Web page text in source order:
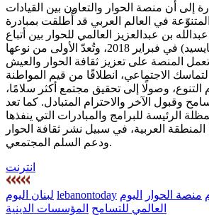
إلى أن منصة الحوار والتعاون بين القيادات
في العالم العربي قد أُطلقت بمبادرة
بن عبدالعزيز العالمي للحوار بين أتباع
الأديان والثقافات (كايسيد) في فبراير 2018، وتُعدّ الأولى من نوعها
المنصة على تعزيز ثقافة الحوار والعيش
الاجتماعي، انطلاقًا من قيم المواطنة
التنوع، وصولًا إلى تحقيق مجتمع أكثر سلامًا،
وقبول الآخر والاحترام المتبادل. كما تعد
الرئيسة للبرامج والمبادرات التي ينفذها
العربية، في سبيل نشر ثقافة الحوار
ودعم السلم المجتمعي.
انترنت
لبنان اليوم lebanontoday منصة الحوار
اليوم
العالمي للتسامح المؤسسات الدينية